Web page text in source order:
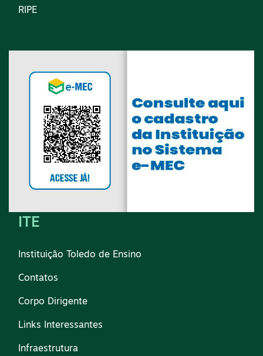
RIPE
ITE
Instituição Toledo de Ensino
Contatos
Corpo Dirigente
Links Interessantes
Infraestrutura